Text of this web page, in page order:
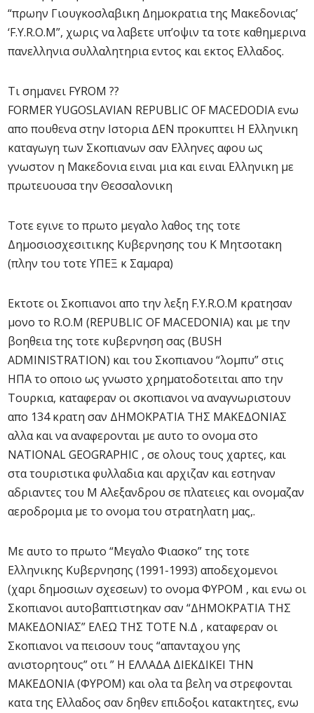
“πρωην Γιουγκοσλαβικη Δημοκρατια της Μακεδονιας’
‘F.Y.R.O.M”, χωρις να λαβετε υπ’οψιν τα τοτε καθημερινα
πανελληνια συλλαλητηρια εντος και εκτος Ελλαδος.
Τι σημανει FYROM ??
FORMER YUGOSLAVIAN REPUBLIC OF MACEDODIA ενω
απο πουθενα στην Ιστορια ΔΕΝ προκυπτει Η Ελληνικη
καταγωγη των Σκοπιανων σαν Ελληνες αφου ως
γνωστον η Μακεδονια ειναι μια και ειναι Ελληνικη με
πρωτευουσα την Θεσσαλονικη
Τοτε εγινε το πρωτο μεγαλο λαθος της τοτε
Δημοσιοσχεσιτικης Κυβερνησης του Κ Μητσοτακη
(πλην του τοτε ΥΠΕΞ κ Σαμαρα)
Εκτοτε οι Σκοπιανοι απο την λεξη F.Y.R.O.M κρατησαν
μονο το R.O.M (REPUBLIC OF MACEDONIA) και με την
βοηθεια της τοτε κυβερνηση σας (BUSH
ADMINISTRATION) και του Σκοπιανου “λομπυ” στις
ΗΠΑ το οποιο ως γνωστο χρηματοδοτειται απο την
Τουρκια, καταφεραν οι σκοπιανοι να αναγνωριστουν
απο 134 κρατη σαν ΔΗΜΟΚΡΑΤΙΑ ΤΗΣ ΜΑΚΕΔΟΝΙΑΣ
αλλα και να αναφερονται με αυτο το ονομα στο
NATIONAL GEOGRAPHIC , σε ολους τους χαρτες, και
στα τουριστικα φυλλαδια και αρχιζαν και εστηναν
αδριαντες του Μ Αλεξανδρου σε πλατειες και ονομαζαν
αεροδρομια με το ονομα του στρατηλατη μας,.
Με αυτο το πρωτο “Μεγαλο Φιασκο” της τοτε
Ελληνικης Κυβερνησης (1991-1993) αποδεχομενοι
(χαρι δημοσιων σχεσεων) το ονομα ΦΥΡΟΜ , και ενω οι
Σκοπιανοι αυτοβαπτιστηκαν σαν “ΔΗΜΟΚΡΑΤΙΑ ΤΗΣ
ΜΑΚΕΔΟΝΙΑΣ” ΕΛΕΩ ΤΗΣ ΤΟΤΕ Ν.Δ , καταφεραν οι
Σκοπιανοι να πεισουν τους “απανταχου γης
ανιστορητους” οτι ” Η ΕΛΛΑΔΑ ΔΙΕΚΔΙΚΕΙ ΤΗΝ
ΜΑΚΕΔΟΝΙΑ (ΦΥΡΟΜ) και ολα τα βελη να στρεφονται
κατα της Ελλαδος σαν δηθεν επιδοξοι κατακτητες, ενω